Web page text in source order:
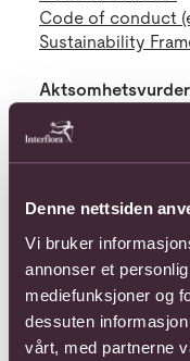
Denne nettsiden
Vi bruker
annonser et
mediefunksjoner og
dessuten
vårt, med partnerne
Code of conduct
Sustainability
Interflora
åpenhetsloven og
verktøy og
systematisk med
virksomhet og
forebygge og
knyttet til
Redegjørelser for